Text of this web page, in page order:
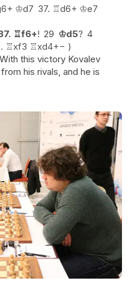
♔d7 37. ♖d6+ ♔e7
♖f6+! 29 ♔d5? 4
♖xf3 ♖xd4+−
With this victory Kovalev
his rivals, and he is